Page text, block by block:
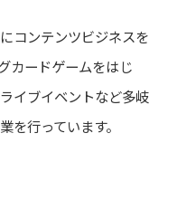
コンテンツビジネスを
カードゲームをはじ
イブイベントなど多岐
を行っています。